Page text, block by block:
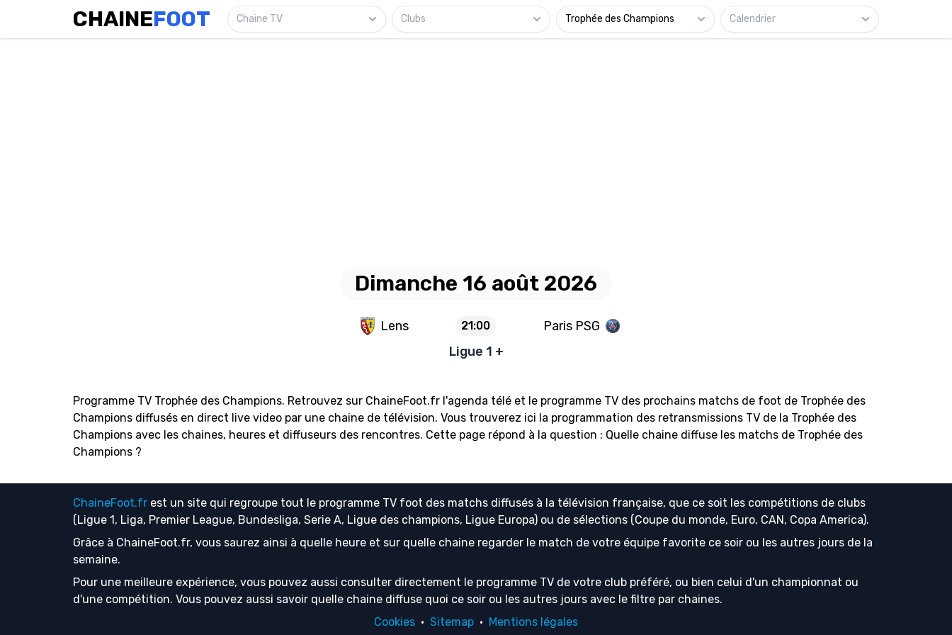
CHAINEFOOT Chaine TV Clubs Trophée des Champions Calendrier
Dimanche 16 août 2026
Lens 21:00
Paris PSG
Ligue 1 +
Programme TV Trophée des Champions. Retrouvez sur ChaineFoot.fr l'agenda télé et le programme TV des prochains matchs de foot de Trophée des
Champions diffusés en direct live video par une chaine de télévision. Vous trouverez ici la programmation des retransmissions TV de la Trophée des
Champions avec les chaines, heures et diffuseurs des rencontres. Cette page répond à la question : Quelle chaine diffuse les matchs de Trophée des
Champions ?
ChaineFoot.fr est un site qui regroupe tout le programme TV foot des matchs diffusés à la télévision française, que ce soit les compétitions de clubs
(Ligue 1, Liga, Premier League, Bundesliga, Serie A, Ligue des champions, Ligue Europa) ou de sélections (Coupe du monde, Euro, CAN, Copa America).
Grâce à ChaineFoot.fr, vous saurez ainsi à quelle heure et sur quelle chaine regarder le match de votre équipe favorite ce soir ou les autres jours de la
semaine.
Pour une meilleure expérience, vous pouvez aussi consulter directement le programme TV de votre club préféré, ou bien celui d'un championnat ou
d'une compétition. Vous pouvez aussi savoir quelle chaine diffuse quoi ce soir ou les autres jours avec le filtre par chaines.
Cookies · Sitemap · Mentions légales